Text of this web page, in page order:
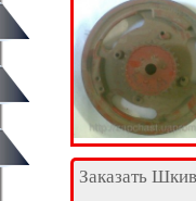
Заказать Шкив